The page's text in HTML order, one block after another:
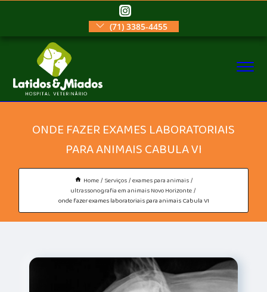
(71) 3385-4455
ONDE FAZER EXAMES LABORATORIAIS
PARA ANIMAIS CABULA VI
Home Serviços exames para animais
ultrassonografia em animais Novo Horizonte
onde fazer exames laboratoriais para animais Cabula VI